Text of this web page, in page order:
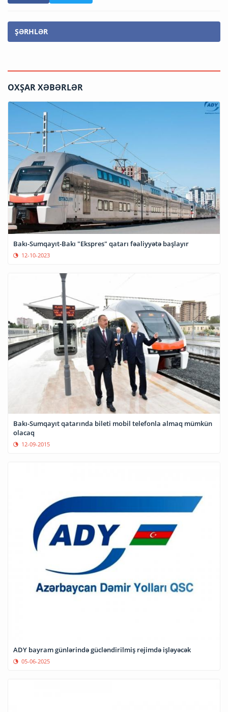
ŞƏRHLƏR
OXŞAR XƏBƏRLƏR
Bakı-Sumqayıt-Bakı "Ekspres" qatarı fəaliyyətə başlayır
12-10-2023
Bakı-Sumqayıt qatarında bileti mobil telefonla almaq mümkün
olacaq
12-09-2015
ADY bayram günlərində gücləndirilmiş rejimdə işləyəcək
05-06-2025